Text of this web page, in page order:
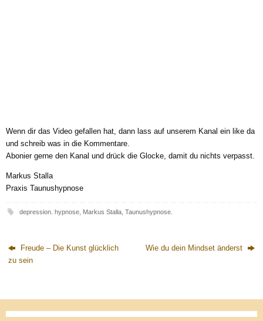
Wenn dir das Video gefallen hat, dann lass auf unserem Kanal ein like da
und schreib was in die Kommentare.
Abonier gerne den Kanal und drück die Glocke, damit du nichts verpasst.
Markus Stalla
Praxis Taunushypnose
depression. hypnose, Markus Stalla, Taunushypnose.
Freude – Die Kunst glücklich
zu sein
Wie du dein Mindset änderst